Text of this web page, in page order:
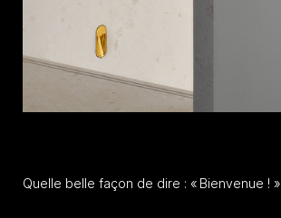
Quelle belle façon de dire : « Bienvenue ! »